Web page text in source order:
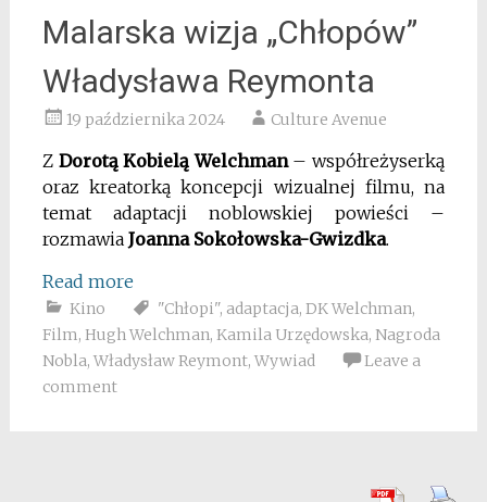
Malarska wizja „Chłopów”
Władysława Reymonta
19 października 2024 Culture Avenue
Z Dorotą Kobielą Welchman– współreżyserką
oraz kreatorką koncepcji wizualnej filmu, na
temat adaptacji noblowskiej powieści –
rozmawia Joanna Sokołowska-Gwizdka.
Read more
Kino "Chłopi", adaptacja, DK Welchman,
Film, Hugh Welchman, Kamila Urzędowska, Nagroda
Nobla, Władysław Reymont, Wywiad
Leave a
comment